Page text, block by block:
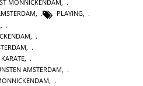
MONNICKENDAM,
, PLAYING,
AMSTERDAM